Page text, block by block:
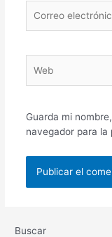
electrónico*
Guarda mi
navegador para la
Buscar